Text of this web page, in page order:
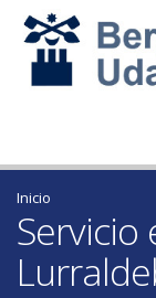
Inicio
Servicio